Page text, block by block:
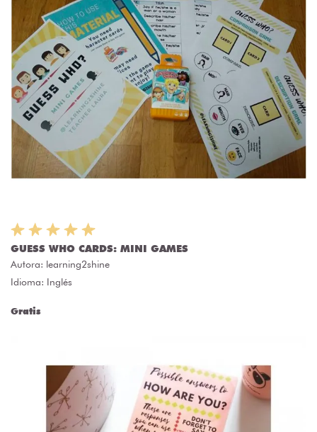
GUESS WHO CARDS: MINI GAMES
Autora: learning2shine
Idioma: Inglés
Gratis